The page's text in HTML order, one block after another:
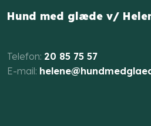
Hund med glæde v/
​Telefon: 20 85 75 57
E-mail: ​